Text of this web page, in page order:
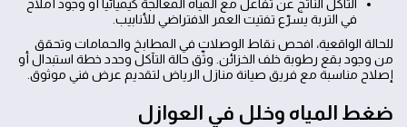
التآكل الناتج عن تفاعل مع المياه المعالجة كيميائياً أو وجود أملاح
في التربة يسرّع تفتيت العمر الافتراضي للأنابيب.
للحالة الواقعية، افحص نقاط الوصلات في المطابخ والحمامات وتحقق
من وجود بقع رطوبة خلف الخزائن. وثّق حالة التآكل وحدد خطة استبدال أو
إصلاح مناسبة مع فريق صيانة منازل الرياض لتقديم عرض فني موثوق.
ضغط المياه وخلل في العوازل